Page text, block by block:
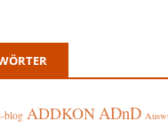
blog ADDKONADnD